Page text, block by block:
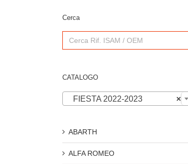
Cerca
Search
for:
CATALOGO
×
FIESTA 2022-2023
ABARTH
ALFA ROMEO